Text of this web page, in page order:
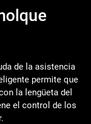
de la asistencia
permite que
la lengüeta del
el control de los